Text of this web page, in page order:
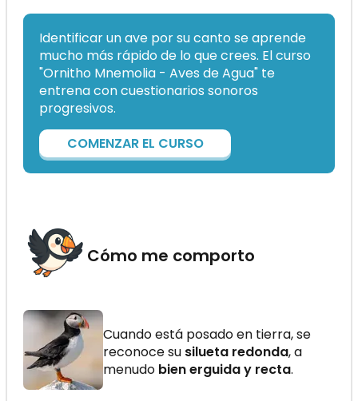
Identificar un ave por su canto se aprende
mucho más rápido de lo que crees. El curso
"Ornitho Mnemolia - Aves de Agua" te
entrena con cuestionarios sonoros
progresivos.
COMENZAR EL CURSO
Cómo me comporto
Cuando está posado en tierra, se
reconoce su silueta redonda, a
menudo bien erguida y recta.